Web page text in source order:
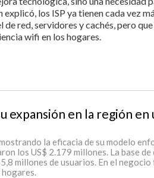
explicó, los ISP ya tienen cada vez
de red, servidores y cachés, pero
wifi en los hogares.
expansión en la región
la eficacia de su modelo
los US$ 2.179 millones. La base
millones de usuarios. En el